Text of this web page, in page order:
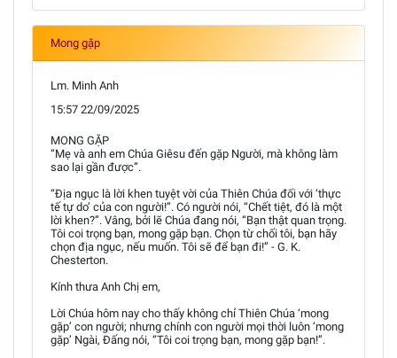
Mong gặp
Lm. Minh Anh
15:57 22/09/2025
MONG GẶP
“Mẹ và anh em Chúa Giêsu đến gặp Người, mà không làm
sao lại gần được”.
“Địa ngục là lời khen tuyệt vời của Thiên Chúa đối với ‘thực
tế tự do’ của con người!”. Có người nói, “Chết tiệt, đó là một
lời khen?”. Vâng, bởi lẽ Chúa đang nói, “Bạn thật quan trọng.
Tôi coi trọng bạn, mong gặp bạn. Chọn từ chối tôi, bạn hãy
chọn địa ngục, nếu muốn. Tôi sẽ để bạn đi!” - G. K.
Chesterton.
Kính thưa Anh Chị em,
Lời Chúa hôm nay cho thấy không chỉ Thiên Chúa ‘mong
gặp’ con người; nhưng chính con người mọi thời luôn ‘mong
gặp’ Ngài, Đấng nói, “Tôi coi trọng bạn, mong gặp bạn!”.